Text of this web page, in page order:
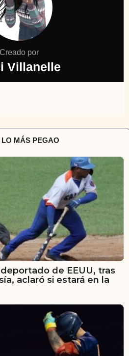
Creado por
Villanelle
LO MÁS PEGAO
de EEUU, tras
aclaró si estará en la